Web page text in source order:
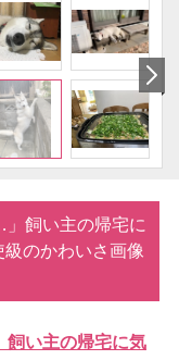
」飼い主の帰宅に
のかわいさ画像
飼い主の帰宅に気